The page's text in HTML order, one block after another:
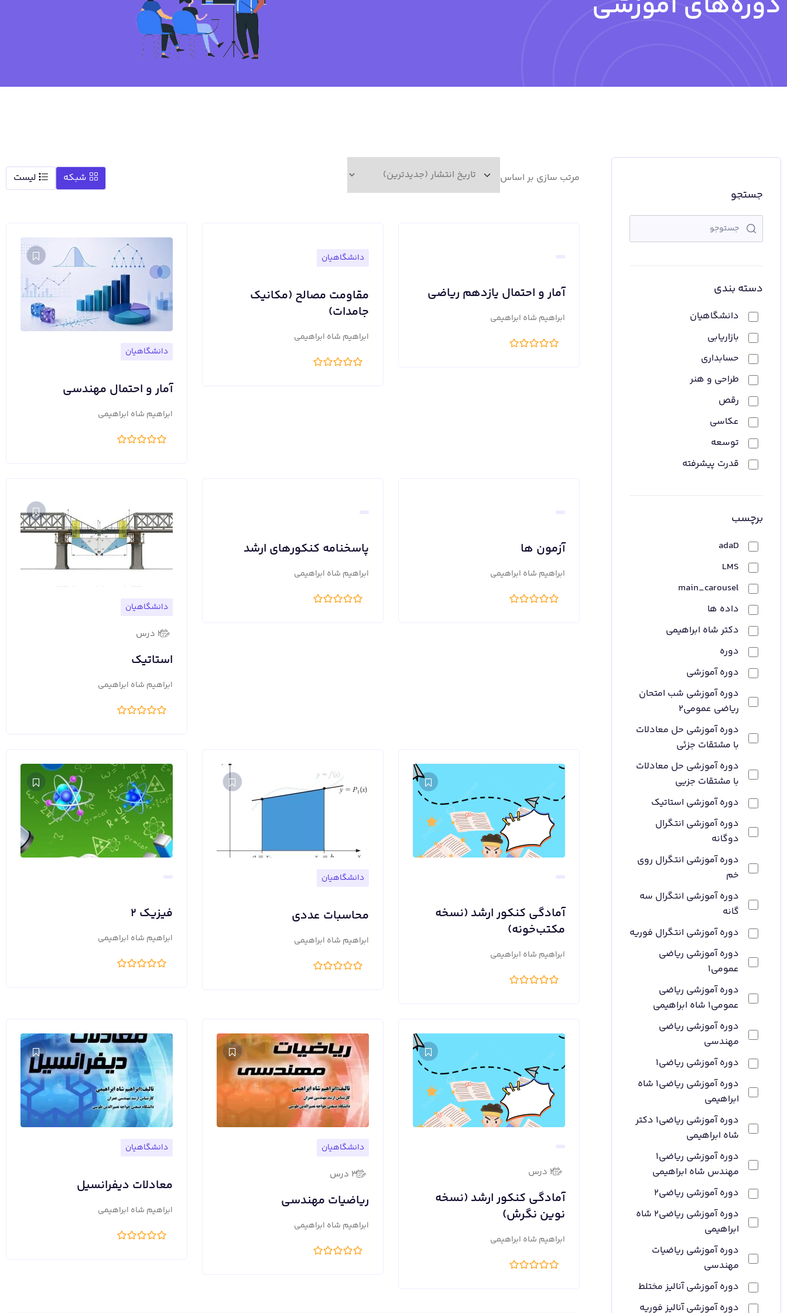
جستجو
دسته بندی
دانشگاهیان
بازاریابی
حسابداری
طراحی و هنر
رقص
عکاسی
توسعه
قدرت پیشرفته
برچسب
adaD
LMS
main_carousel
داده ها
دکتر شاه ابراهیمی
دوره
دوره آموزشی
دوره آموزشی شب امتحان
ریاضی عمومی2
دوره آموزشی حل معادلات
با مشتقات جزئی
دوره آموزشی حل معادلات
با مشتقات جزیی
دوره آموزشی استاتیک
دوره آموزشی انتگرال
دوگانه
دوره آموزشی انتگرال روی
خم
دوره آموزشی انتگرال سه
گانه
دوره آموزشی انتگرال فوریه
دوره آموزشی ریاضی
عمومی1
دوره آموزشی ریاضی
عمومی1 شاه ابراهیمی
دوره آموزشی ریاضی
مهندسی
دوره آموزشی ریاضی1
دوره آموزشی ریاضی1 شاه
ابراهیمی
دوره آموزشی ریاضی1 دکتر
شاه ابراهیمی
دوره آموزشی ریاضی1
مهندس شاه ابراهیمی
دوره آموزشی ریاضی2
دوره آموزشی ریاضی2 شاه
ابراهیمی
دوره آموزشی ریاضیات
مهندسی
دوره آموزشی آنالیز مختلط
دوره آموزشی آنالیز فوریه
مرتب سازی بر اساس شبکه لیست
آمار و احتمال یازدهم ریاضی
ابراهیم شاه ابراهیمی
دانشگاهیان
مقاومت مصالح (مکانیک
جامدات)
ابراهیم شاه ابراهیمی
دانشگاهیان
آمار و احتمال مهندسی
ابراهیم شاه ابراهیمی
آزمون ها
ابراهیم شاه ابراهیمی
پاسخنامه کنکورهای ارشد
ابراهیم شاه ابراهیمی
دانشگاهیان
2 درس
استاتیک
ابراهیم شاه ابراهیمی
آمادگی کنکور ارشد (نسخه
مکتب‌خونه)
ابراهیم شاه ابراهیمی
دانشگاهیان
محاسبات عددی
ابراهیم شاه ابراهیمی
فیزیک ۲
ابراهیم شاه ابراهیمی
2 درس
آمادگی کنکور ارشد (نسخه
نوین نگرش)
ابراهیم شاه ابراهیمی
دانشگاهیان
3 درس
ریاضیات مهندسی
ابراهیم شاه ابراهیمی
دانشگاهیان
معادلات دیفرانسیل
ابراهیم شاه ابراهیمی